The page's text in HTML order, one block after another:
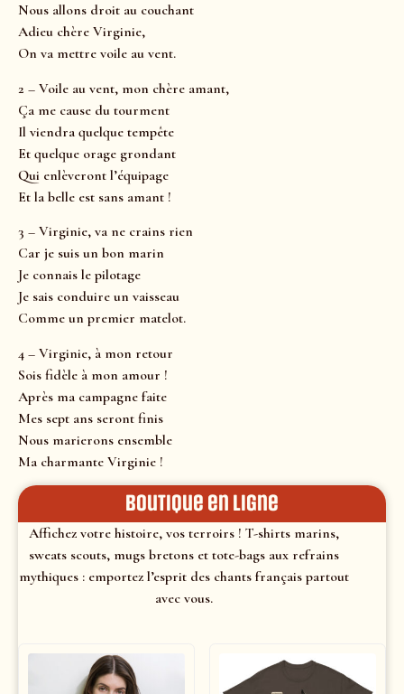
Nous allons droit au couchant
Adieu chère Virginie,
On va mettre voile au vent.
2 – Voile au vent, mon chère amant,
Ça me cause du tourment
Il viendra quelque tempête
Et quelque orage grondant
Qui enlèveront l’équipage
Et la belle est sans amant !
3 – Virginie, va ne crains rien
Car je suis un bon marin
Je connais le pilotage
Je sais conduire un vaisseau
Comme un premier matelot.
4 – Virginie, à mon retour
Sois fidèle à mon amour !
Après ma campagne faite
Mes sept ans seront finis
Nous marierons ensemble
Ma charmante Virginie !
Boutique en ligne
Affichez votre histoire, vos terroirs ! T-shirts marins,
sweats scouts, mugs bretons et tote-bags aux refrains
mythiques : emportez l’esprit des chants français partout
avec vous.